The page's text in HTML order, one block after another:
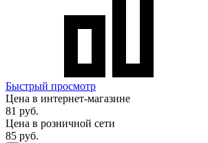
Быстрый просмотр
Цена в интернет-магазине
81 руб.
Цена в розничной сети
85 руб.